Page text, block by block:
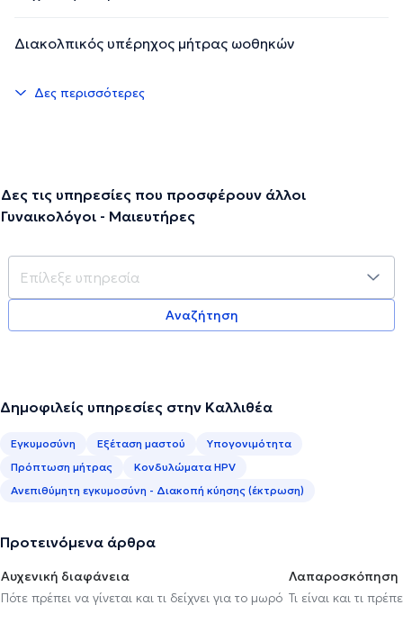
Διακολπικός υπέρηχος μήτρας ωοθηκών
Δες περισσότερες
Δες τις υπηρεσίες που προσφέρουν άλλοι
Γυναικολόγοι - Μαιευτήρες
Αναζήτηση
Δημοφιλείς υπηρεσίες στην Καλλιθέα
Εγκυμοσύνη Εξέταση μαστού
Υπογονιμότητα
Πρόπτωση μήτρας
Κονδυλώματα HPV
Ανεπιθύμητη εγκυμοσύνη - Διακοπή κύησης (έκτρωση)
Προτεινόμενα άρθρα
Αυχενική διαφάνεια
Πότε πρέπει να γίνεται και τι δείχνει για το μωρό
Λαπαροσκόπηση
Τι είναι και τι